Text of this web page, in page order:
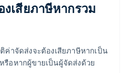
เสียภาษีหากรวม
ค่าจัดส่งจะต้องเสียภาษีหากเป็น
รือหากผู้ขายเป็นผู้จัดส่งด้วย